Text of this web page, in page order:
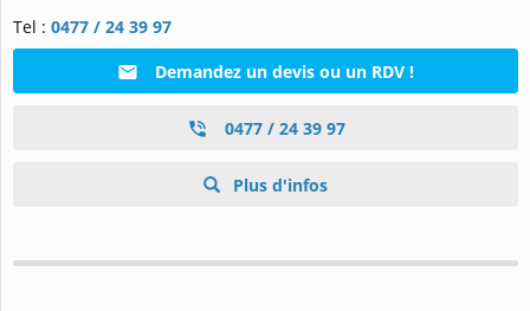
Tel : 0477 / 24 39 97
Demandez un devis ou un RDV !
0477 / 24 39 97
Plus d'infos